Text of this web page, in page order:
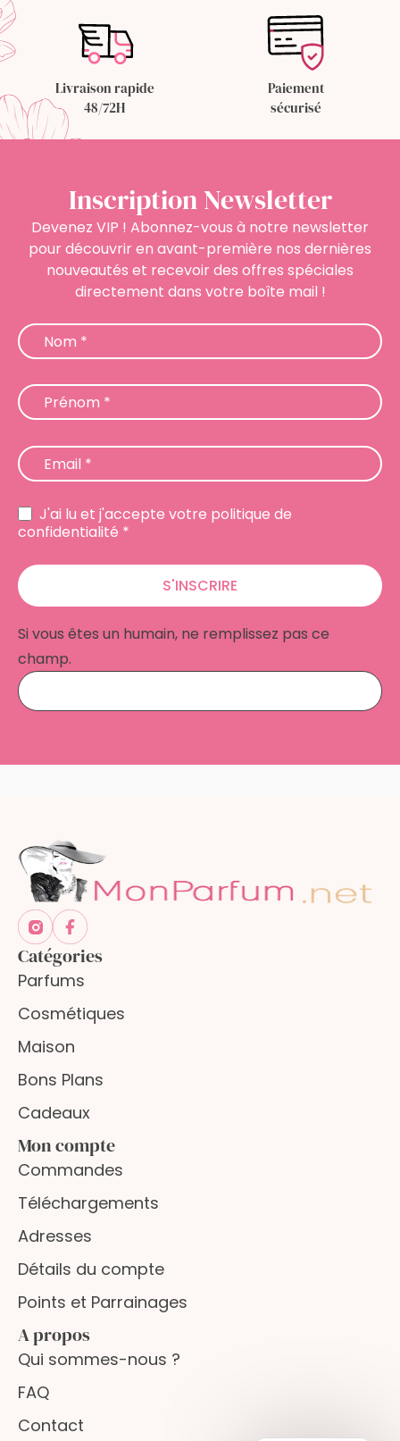
Livraison rapide
48/72H
Paiement
sécurisé
Inscription Newsletter
Devenez VIP ! Abonnez-vous à notre newsletter
pour découvrir en avant-première nos dernières
nouveautés et recevoir des offres spéciales
directement dans votre boîte mail !
Nom *
Prénom *
Email *
J'ai lu et j'accepte votre politique de
confidentialité *
S'INSCRIRE
Si vous êtes un humain, ne remplissez pas ce
champ.
Catégories
Parfums
Cosmétiques
Maison
Bons Plans
Cadeaux
Mon compte
Commandes
Téléchargements
Adresses
Détails du compte
Points et Parrainages
A propos
Qui sommes-nous ?
FAQ
Contact